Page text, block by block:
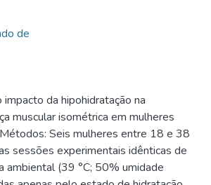
de
da hipohidratação na
muscular isométrica em mulheres
Seis mulheres entre 18 e 38
sessões experimentais idênticas de
ambiental (39 °C; 50% umidade